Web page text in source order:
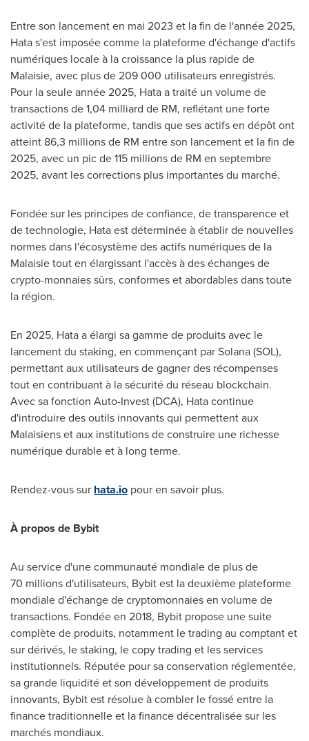
Entre son lancement en mai 2023 et la fin de l'année 2025,
Hata s'est imposée comme la plateforme d'échange d'actifs
numériques locale à la croissance la plus rapide de
Malaisie, avec plus de 209 000 utilisateurs enregistrés.
Pour la seule année 2025, Hata a traité un volume de
transactions de 1,04 milliard de RM, reflétant une forte
activité de la plateforme, tandis que ses actifs en dépôt ont
atteint 86,3 millions de RM entre son lancement et la fin de
2025, avec un pic de 115 millions de RM en septembre
2025, avant les corrections plus importantes du marché.
Fondée sur les principes de confiance, de transparence et
de technologie, Hata est déterminée à établir de nouvelles
normes dans l'écosystème des actifs numériques de la
Malaisie tout en élargissant l'accès à des échanges de
crypto-monnaies sûrs, conformes et abordables dans toute
la région.
En 2025, Hata a élargi sa gamme de produits avec le
lancement du staking, en commençant par Solana (SOL),
permettant aux utilisateurs de gagner des récompenses
tout en contribuant à la sécurité du réseau blockchain.
Avec sa fonction Auto-Invest (DCA), Hata continue
d'introduire des outils innovants qui permettent aux
Malaisiens et aux institutions de construire une richesse
numérique durable et à long terme.
Rendez-vous sur hata.io pour en savoir plus.
À propos de Bybit
Au service d'une communauté mondiale de plus de
70 millions d'utilisateurs, Bybit est la deuxième plateforme
mondiale d'échange de cryptomonnaies en volume de
transactions. Fondée en 2018, Bybit propose une suite
complète de produits, notamment le trading au comptant et
sur dérivés, le staking, le copy trading et les services
institutionnels. Réputée pour sa conservation réglementée,
sa grande liquidité et son développement de produits
innovants, Bybit est résolue à combler le fossé entre la
finance traditionnelle et la finance décentralisée sur les
marchés mondiaux.